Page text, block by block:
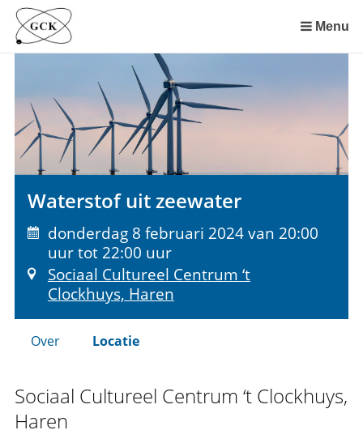
Sla
links
over
de
inhoud
Spring
naar
menu
Menu
Waterstof uit zeewater
donderdag 8 februari 2024 van 20:00
uur tot 22:00 uur
Sociaal Cultureel Centrum ‘t
Clockhuys, Haren
Over Locatie
Sociaal Cultureel Centrum ‘t Clockhuys,
Haren